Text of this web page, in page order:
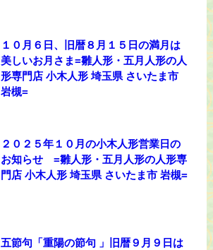
１０月６日、旧暦８月１５日の満月は
美しいお月さま=雛人形・五月人形の人
形専門店 小木人形 埼玉県 さいたま市
岩槻=
２０２５年１０月の小木人形営業日の
お知らせ =雛人形・五月人形の人形専
門店 小木人形 埼玉県 さいたま市 岩槻=
五節句「重陽の節句 」旧暦９月９日は